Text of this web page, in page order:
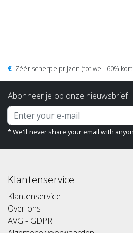
Zéér scherpe prijzen (tot wel -60%
Abonneer je op onze nieuwsbrief
* We'll never share your email with
Klantenservice
Klantenservice
Over ons
AVG - GDPR